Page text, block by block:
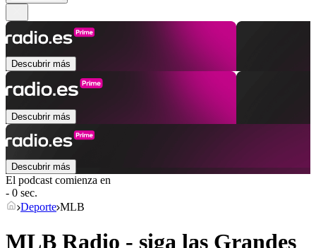
Descubrir más
Descubrir más
Descubrir más
El podcast comienza en
- 0 sec.
Deporte MLB
MLB Radio - siga las Grandes